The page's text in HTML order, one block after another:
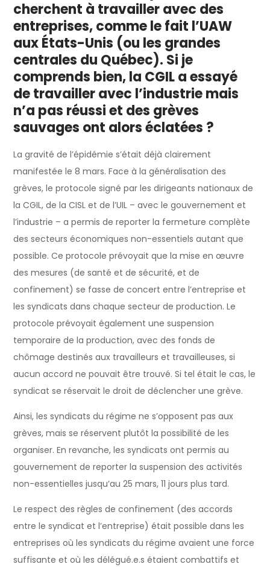
cherchent à travailler avec des
entreprises, comme le fait l’UAW
aux États-Unis (ou les grandes
centrales du Québec). Si je
comprends bien, la CGIL a essayé
de travailler avec l’industrie mais
n’a pas réussi et des grèves
sauvages ont alors éclatées ?
La gravité de l’épidémie s’était déjà clairement
manifestée le 8 mars. Face à la généralisation des
grèves, le protocole signé par les dirigeants nationaux de
la CGIL, de la CISL et de l’UIL – avec le gouvernement et
l’industrie – a permis de reporter la fermeture complète
des secteurs économiques non-essentiels autant que
possible. Ce protocole prévoyait que la mise en œuvre
des mesures (de santé et de sécurité, et de
confinement) se fasse de concert entre l’entreprise et
les syndicats dans chaque secteur de production. Le
protocole prévoyait également une suspension
temporaire de la production, avec des fonds de
chômage destinés aux travailleurs et travailleuses, si
aucun accord ne pouvait être trouvé. Si tel était le cas, le
syndicat se réservait le droit de déclencher une grève.
Ainsi, les syndicats du régime ne s’opposent pas aux
grèves, mais se réservent plutôt la possibilité de les
organiser. En revanche, les syndicats ont permis au
gouvernement de reporter la suspension des activités
non-essentielles jusqu’au 25 mars, 11 jours plus tard.
Le respect des règles de confinement (des accords
entre le syndicat et l’entreprise) était possible dans les
entreprises où les syndicats du régime avaient une force
suffisante et où les délégué.e.s étaient combattifs et